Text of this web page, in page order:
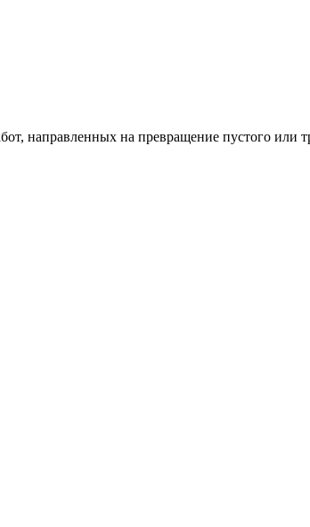
направленных на превращение пустого